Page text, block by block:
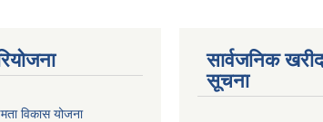
विकास योजना
सार्वजनिक
सूचना